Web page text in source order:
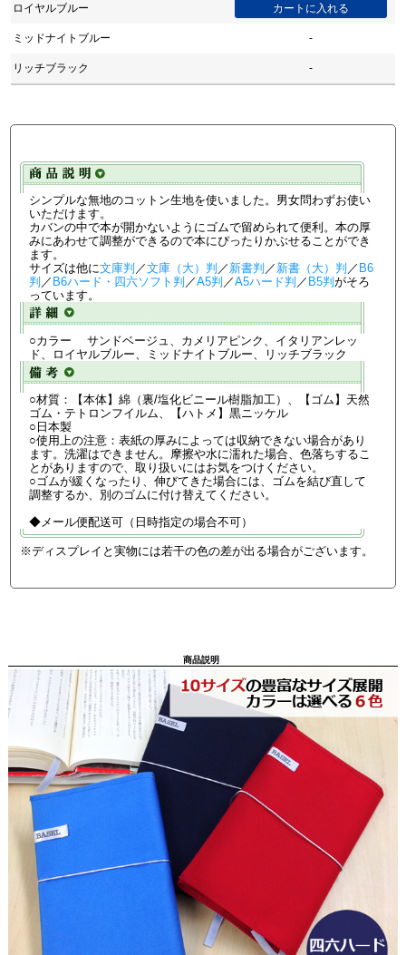
ロイヤルブルー
ミッドナイトブルー -
リッチブラック -
シンプルな無地のコットン生地を使いました。男女問わずお使い
いただけます。
カバンの中で本が開かないようにゴムで留められて便利。本の厚
みにあわせて調整ができるので本にぴったりかぶせることができ
ます。
サイズは他に文庫判 ／文庫（大）判 ／ 新書判 ／ 新書（大）判 ／ B6
判 ／ B6ハード・四六ソフト判 ／A5判 ／A5ハード判 ／ B5判がそろ
っています。
○カラー サンドベージュ、カメリアピンク、イタリアンレッ
ド、ロイヤルブルー、ミッドナイトブルー、リッチブラック
○材質：【本体】綿（裏/塩化ビニール樹脂加工）、【ゴム】天然
ゴム・テトロンフイルム、【ハトメ】黒ニッケル
○日本製
○使用上の注意：表紙の厚みによっては収納できない場合があり
ます。洗濯はできません。摩擦や水に濡れた場合、色落ちするこ
とがありますので、取り扱いにはお気をつけください。
○ゴムが緩くなったり、伸びてきた場合には、ゴムを結び直して
調整するか、別のゴムに付け替えてください。
◆メール便配送可（日時指定の場合不可）
※ディスプレイと実物には若干の色の差が出る場合がございます。
商品説明